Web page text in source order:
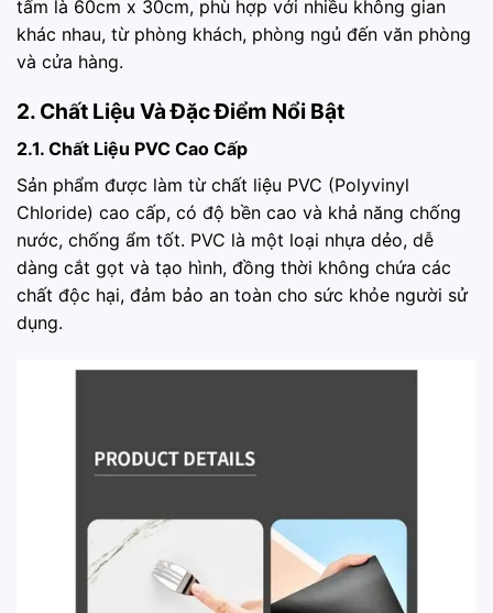
tấm là 60cm x 30cm, phù hợp với nhiều không gian
khác nhau, từ phòng khách, phòng ngủ đến văn phòng
và cửa hàng.
2. Chất Liệu Và Đặc Điểm Nổi Bật
2.1. Chất Liệu PVC Cao Cấp
Sản phẩm được làm từ chất liệu PVC (Polyvinyl
Chloride) cao cấp, có độ bền cao và khả năng chống
nước, chống ẩm tốt. PVC là một loại nhựa dẻo, dễ
dàng cắt gọt và tạo hình, đồng thời không chứa các
chất độc hại, đảm bảo an toàn cho sức khỏe người sử
dụng.